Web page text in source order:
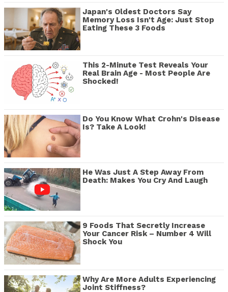
Japan's Oldest Doctors Say
Memory Loss Isn't Age: Just Stop
Eating These 3 Foods
This 2-Minute Test Reveals Your
Real Brain Age - Most People Are
Shocked!
Do You Know What Crohn's Disease
Is? Take A Look!
He Was Just A Step Away From
Death: Makes You Cry And Laugh
9 Foods That Secretly Increase
Your Cancer Risk – Number 4 Will
Shock You
Why Are More Adults Experiencing
Joint Stiffness?